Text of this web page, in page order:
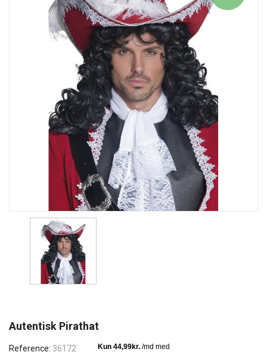
Autentisk Pirathat
Reference: 36172